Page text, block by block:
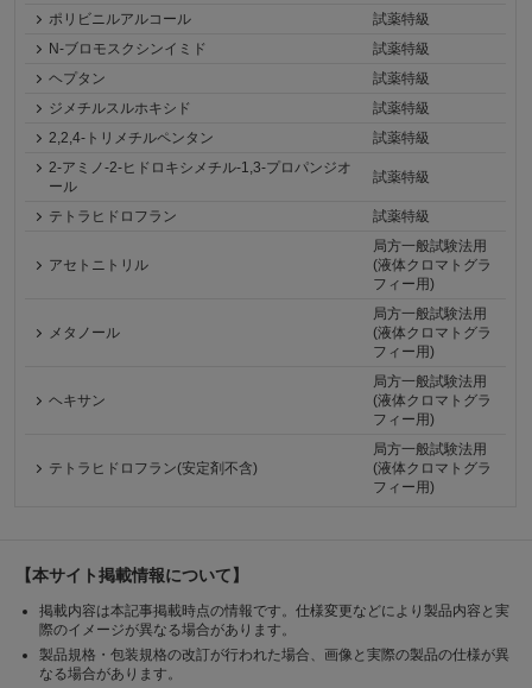
ポリビニルアルコール
試薬特級
N-ブロモスクシンイミド
試薬特級
ヘプタン
試薬特級
ジメチルスルホキシド
試薬特級
2,2,4-トリメチルペンタン
試薬特級
2-アミノ-2-ヒドロキシメチル-1,3-プロパンジオ
ール
試薬特級
テトラヒドロフラン 試薬特級
アセトニトリル
局方一般試験法用
(液体クロマトグラ
フィー用)
メタノール
局方一般試験法用
(液体クロマトグラ
フィー用)
ヘキサン
局方一般試験法用
(液体クロマトグラ
フィー用)
テトラヒドロフラン(安定剤不含)
局方一般試験法用
(液体クロマトグラ
フィー用)
【本サイト掲載情報について】
掲載内容は本記事掲載時点の情報です。仕様変更などにより製品内容と実
際のイメージが異なる場合があります。
製品規格・包装規格の改訂が行われた場合、画像と実際の製品の仕様が異
なる場合があります。